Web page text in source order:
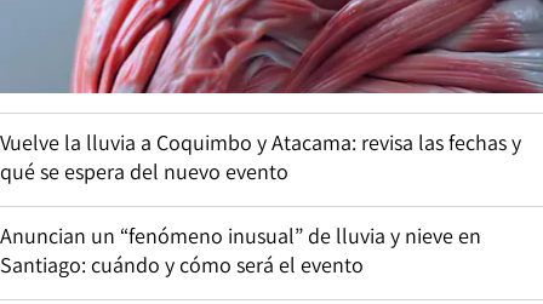
Vuelve la lluvia a Coquimbo y Atacama: revisa las fechas y
qué se espera del nuevo evento
Anuncian un “fenómeno inusual” de lluvia y nieve en
Santiago: cuándo y cómo será el evento